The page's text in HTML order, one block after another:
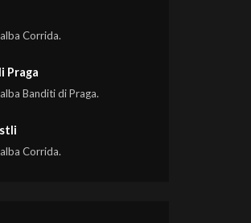
Corrida.
Praga
Banditi di Praga.
Corrida.